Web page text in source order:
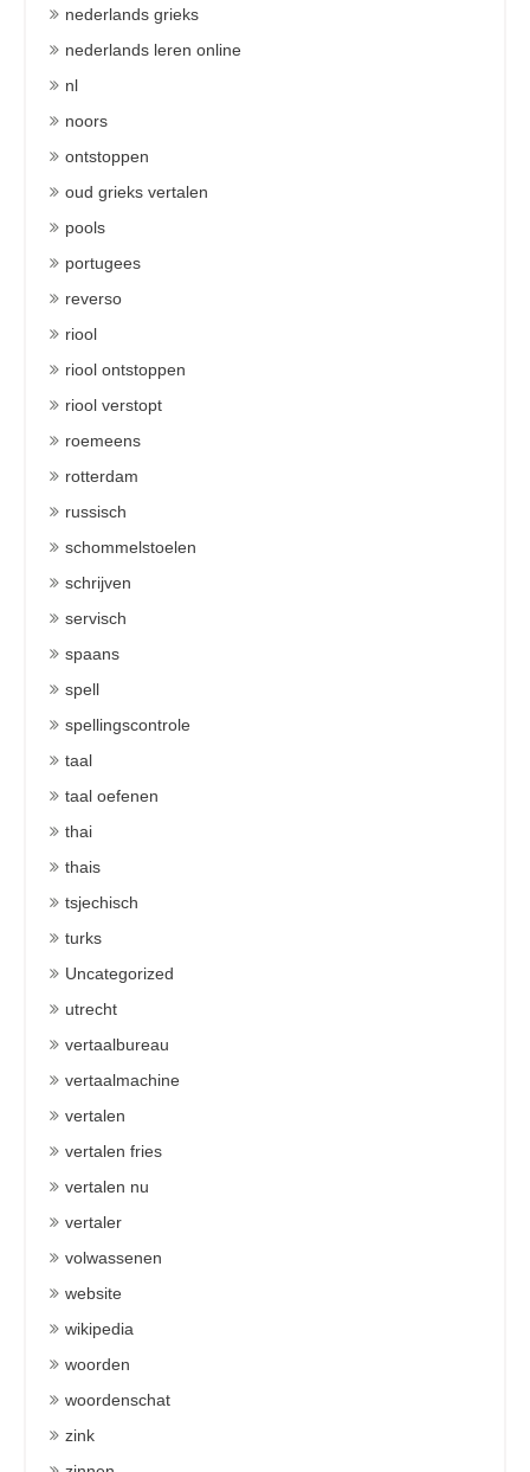
nederlands grieks
nederlands leren online
nl
noors
ontstoppen
oud grieks vertalen
pools
portugees
reverso
riool
riool ontstoppen
riool verstopt
roemeens
rotterdam
russisch
schommelstoelen
schrijven
servisch
spaans
spell
spellingscontrole
taal
taal oefenen
thai
thais
tsjechisch
turks
Uncategorized
utrecht
vertaalbureau
vertaalmachine
vertalen
vertalen fries
vertalen nu
vertaler
volwassenen
website
wikipedia
woorden
woordenschat
zink